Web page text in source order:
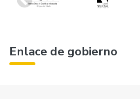
Enlace de gobierno